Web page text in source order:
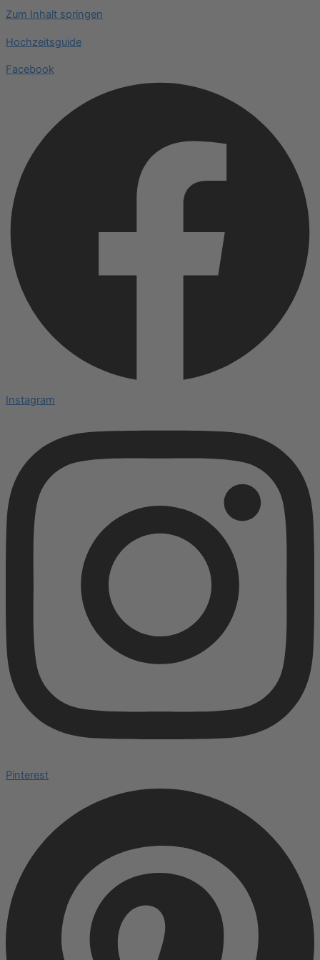
Zum Inhalt springen
Hochzeitsguide
Facebook
Instagram
Pinterest